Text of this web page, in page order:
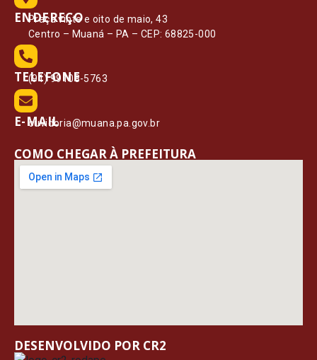
ENDEREÇO
Praça vinte e oito de maio, 43
Centro – Muaná – PA – CEP: 68825-000
TELEFONE
(91) 99108-5763
E-MAIL
ouvidoria@muana.pa.gov.br
COMO CHEGAR À PREFEITURA
DESENVOLVIDO POR CR2